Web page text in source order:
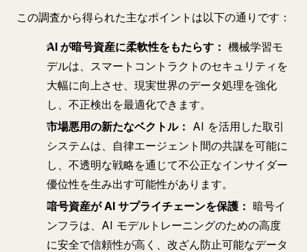
この調査から得られた主なポイントは以下の通りです：
AI が暗号資産に柔軟性をもたらす： 機械学習モ
デルは、スマートコントラクトのセキュリティを
大幅に向上させ、現実世界のデータ処理を強化
し、不正検出を最適化できます。
市場悪用の新たなベクトル： AI を活用した取引
システムは、自律エージェント間の共謀を可能に
し、不透明な戦略を通じて不公正なインサイダー
優位性を生み出す可能性があります。
暗号資産が AI サプライチェーンを保護： 暗号イ
ンフラは、AI モデルトレーニングのための高度
に安全で信頼性が高く、改ざん防止可能なデータ